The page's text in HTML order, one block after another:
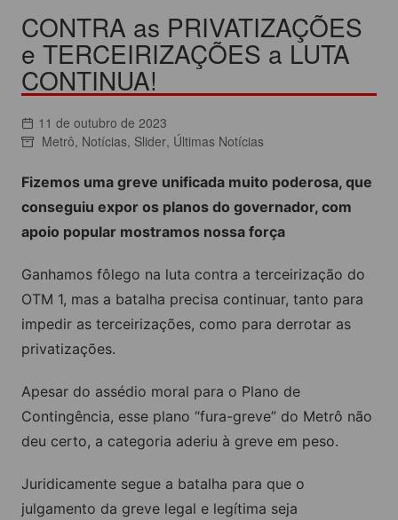
CONTRA as PRIVATIZAÇÕES
e TERCEIRIZAÇÕES a LUTA
CONTINUA!
11 de outubro de 2023
Metrô, Notícias, Slider, Últimas Notícias
Fizemos uma greve unificada muito poderosa, que
conseguiu expor os planos do governador, com
apoio popular mostramos nossa força
Ganhamos fôlego na luta contra a terceirização do
OTM 1, mas a batalha precisa continuar, tanto para
impedir as terceirizações, como para derrotar as
privatizações.
Apesar do assédio moral para o Plano de
Contingência, esse plano “fura-greve” do Metrô não
deu certo, a categoria aderiu à greve em peso.
Juridicamente segue a batalha para que o
julgamento da greve legal e legítima seja